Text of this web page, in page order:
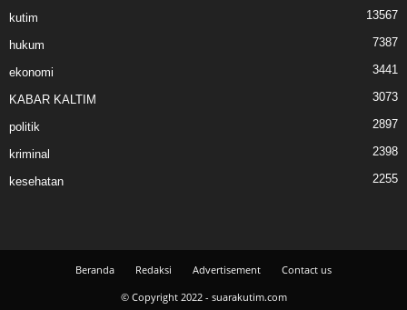
kutim 13567
hukum 7387
ekonomi 3441
KABAR KALTIM 3073
politik 2897
kriminal 2398
kesehatan 2255
Beranda Redaksi Advertisement
Contact us
© Copyright 2022 - suarakutim.com